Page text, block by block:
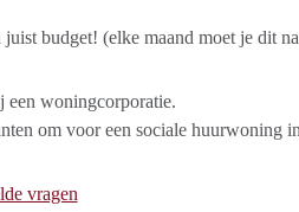
juist budget! (elke maand moet je dit
een woningcorporatie.
om voor een sociale
vragen